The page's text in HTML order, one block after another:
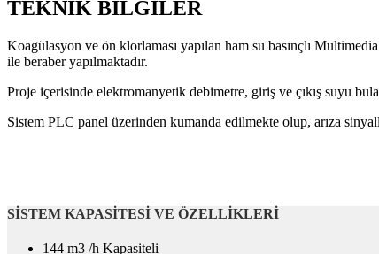
TEKNİK BİLGİLER
Koagülasyon ve ön klorlaması yapılan ham su basınçlı
ile beraber yapılmaktadır.
Proje içerisinde elektromanyetik debimetre, giriş ve çıkış suyu
Sistem PLC panel üzerinden kumanda edilmekte olup, arıza
SİSTEM KAPASİTESİ VE ÖZELLİKLERİ
144 m3 /h Kapasiteli